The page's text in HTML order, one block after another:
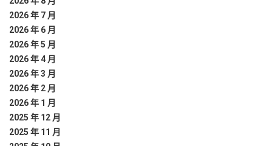
2026 年 7 月
2026 年 6 月
2026 年 5 月
2026 年 4 月
2026 年 3 月
2026 年 2 月
2026 年 1 月
2025 年 12 月
2025 年 11 月